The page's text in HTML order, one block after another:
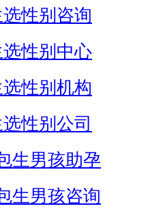
性别咨询
选性别中心
性别机构
性别公司
生男孩助孕
生男孩咨询